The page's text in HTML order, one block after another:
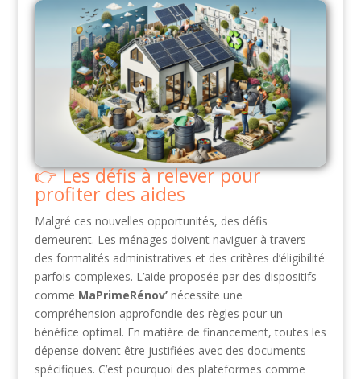
Les défis à relever pour
profiter des aides
Malgré ces nouvelles opportunités, des défis
demeurent. Les ménages doivent naviguer à travers
des formalités administratives et des critères d’éligibilité
parfois complexes. L’aide proposée par des dispositifs
comme MaPrimeRénov’nécessite une
compréhension approfondie des règles pour un
bénéfice optimal. En matière de financement, toutes les
dépense doivent être justifiées avec des documents
spécifiques. C’est pourquoi des plateformes comme